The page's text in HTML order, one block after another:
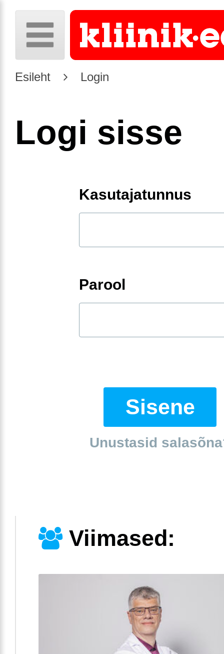
Esileht Login
Logi sisse
Kasutajatunnus
Parool
Sisene
Unustasid
Viimased: